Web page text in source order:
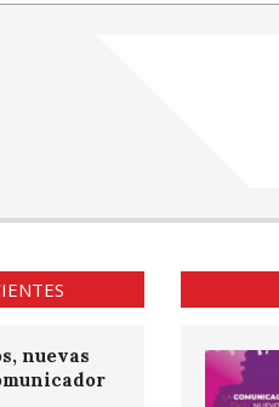
nuevas